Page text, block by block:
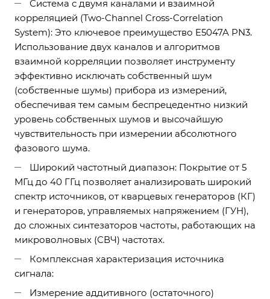
Система с двумя каналами и взаимной
корреляцией (Two-Channel Cross-Correlation
System): Это ключевое преимущество E5047A PN3.
Использование двух каналов и алгоритмов
взаимной корреляции позволяет инструменту
эффективно исключать собственный шум
(собственные шумы) прибора из измерений,
обеспечивая тем самым беспрецедентно низкий
уровень собственных шумов и высочайшую
чувствительность при измерении абсолютного
фазового шума.
Широкий частотный диапазон: Покрытие от 5
МГц до 40 ГГц позволяет анализировать широкий
спектр источников, от кварцевых генераторов (КГ)
и генераторов, управляемых напряжением (ГУН),
до сложных синтезаторов частоты, работающих на
микроволновых (СВЧ) частотах.
Комплексная характеризация источника
сигнала:
Измерение аддитивного (остаточного)